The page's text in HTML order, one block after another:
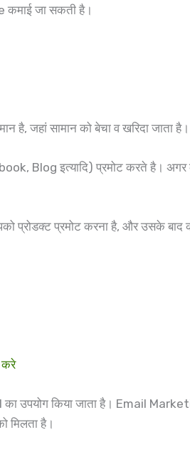
कमाई जा सकती है।
जहां सामान को बेचा व खरिदा जाता है।
Blog इत्यादि) प्रमोट करते है। अगर
प्रोडक्ट प्रमोट करना है, और उसके
करे
उपयोग किया जाता है। Email
मिलता है।